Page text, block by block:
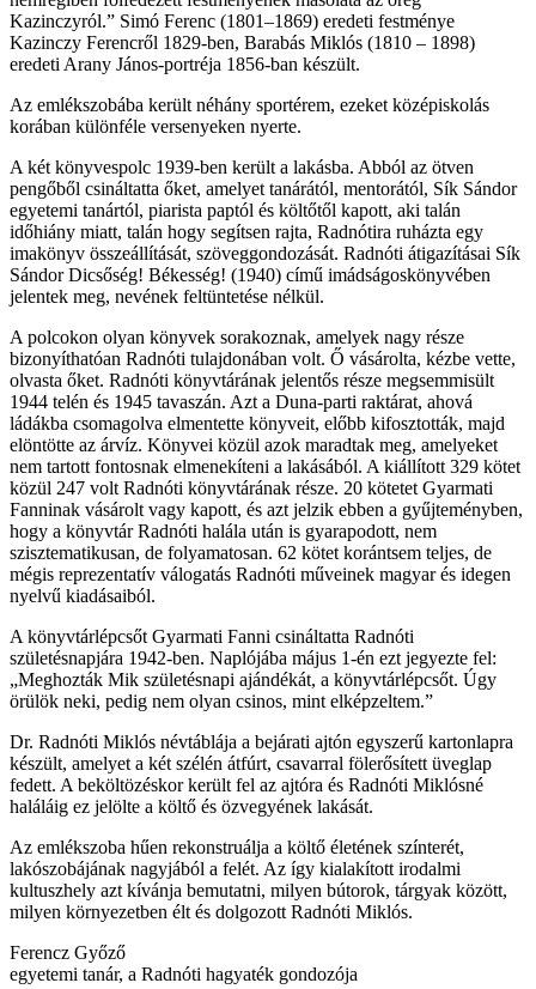
Kazinczyról.” Simó Ferenc (1801–1869) eredeti festménye
Kazinczy Ferencről 1829-ben, Barabás Miklós (1810 – 1898)
eredeti Arany János-portréja 1856-ban készült.
Az emlékszobába került néhány sportérem, ezeket középiskolás
korában különféle versenyeken nyerte.
A két könyvespolc 1939-ben került a lakásba. Abból az ötven
pengőből csináltatta őket, amelyet tanárától, mentorától, Sík Sándor
egyetemi tanártól, piarista paptól és költőtől kapott, aki talán
időhiány miatt, talán hogy segítsen rajta, Radnótira ruházta egy
imakönyv összeállítását, szöveggondozását. Radnóti átigazításai Sík
Sándor Dicsőség! Békesség! (1940) című imádságoskönyvében
jelentek meg, nevének feltüntetése nélkül.
A polcokon olyan könyvek sorakoznak, amelyek nagy része
bizonyíthatóan Radnóti tulajdonában volt. Ő vásárolta, kézbe vette,
olvasta őket. Radnóti könyvtárának jelentős része megsemmisült
1944 telén és 1945 tavaszán. Azt a Duna-parti raktárat, ahová
ládákba csomagolva elmentette könyveit, előbb kifosztották, majd
elöntötte az árvíz. Könyvei közül azok maradtak meg, amelyeket
nem tartott fontosnak elmenekíteni a lakásából. A kiállított 329 kötet
közül 247 volt Radnóti könyvtárának része. 20 kötetet Gyarmati
Fanninak vásárolt vagy kapott, és azt jelzik ebben a gyűjteményben,
hogy a könyvtár Radnóti halála után is gyarapodott, nem
szisztematikusan, de folyamatosan. 62 kötet korántsem teljes, de
mégis reprezentatív válogatás Radnóti műveinek magyar és idegen
nyelvű kiadásaiból.
A könyvtárlépcsőt Gyarmati Fanni csináltatta Radnóti
születésnapjára 1942-ben. Naplójába május 1-én ezt jegyezte fel:
„Meghozták Mik születésnapi ajándékát, a könyvtárlépcsőt. Úgy
örülök neki, pedig nem olyan csinos, mint elképzeltem.”
Dr. Radnóti Miklós névtáblája a bejárati ajtón egyszerű kartonlapra
készült, amelyet a két szélén átfúrt, csavarral fölerősített üveglap
fedett. A beköltözéskor került fel az ajtóra és Radnóti Miklósné
haláláig ez jelölte a költő és özvegyének lakását.
Az emlékszoba hűen rekonstruálja a költő életének színterét,
lakószobájának nagyjából a felét. Az így kialakított irodalmi
kultuszhely azt kívánja bemutatni, milyen bútorok, tárgyak között,
milyen környezetben élt és dolgozott Radnóti Miklós.
Ferencz Győző
egyetemi tanár, a Radnóti hagyaték gondozója